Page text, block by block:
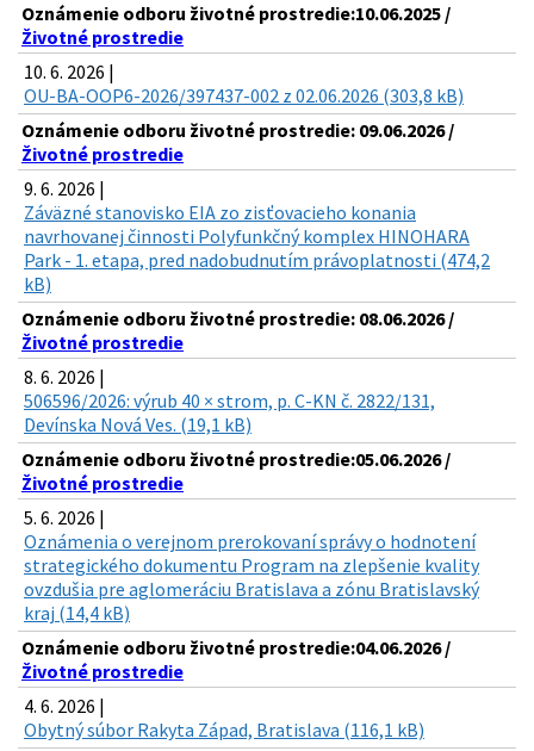
Oznámenie odboru životné prostredie:10.06.2025 /
Životné prostredie
10. 6. 2026 |
OU-BA-OOP6-2026/397437-002 z 02.06.2026 (303,8 kB)
Oznámenie odboru životné prostredie: 09.06.2026 /
Životné prostredie
9. 6. 2026 |
Záväzné stanovisko EIA zo zisťovacieho konania
navrhovanej činnosti Polyfunkčný komplex HINOHARA
Park - 1. etapa, pred nadobudnutím právoplatnosti (474,2
kB)
Oznámenie odboru životné prostredie: 08.06.2026 /
Životné prostredie
8. 6. 2026 |
506596/2026: výrub 40 × strom, p. C-KN č. 2822/131,
Devínska Nová Ves. (19,1 kB)
Oznámenie odboru životné prostredie:05.06.2026 /
Životné prostredie
5. 6. 2026 |
Oznámenia o verejnom prerokovaní správy o hodnotení
strategického dokumentu Program na zlepšenie kvality
ovzdušia pre aglomeráciu Bratislava a zónu Bratislavský
kraj (14,4 kB)
Oznámenie odboru životné prostredie:04.06.2026 /
Životné prostredie
4. 6. 2026 |
Obytný súbor Rakyta Západ, Bratislava (116,1 kB)